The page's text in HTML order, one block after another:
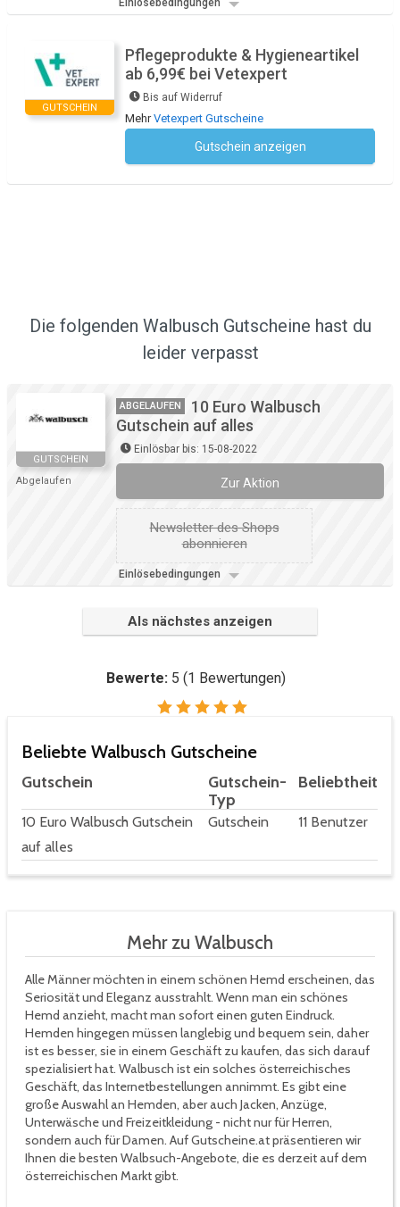
Einlösebedingungen
GUTSCHEIN
Pflegeprodukte & Hygieneartikel
ab 6,99€ bei Vetexpert
Bis auf Widerruf
MehrVetexpert Gutscheine
Gutschein anzeigen
Die folgenden Walbusch Gutscheine hast du
leider verpasst
GUTSCHEIN
Abgelaufen
ABGELAUFEN
10 Euro Walbusch
Gutschein auf alles
Einlösbar bis: 15-08-2022
Zur Aktion
Newsletter des Shops
abonnieren
Einlösebedingungen
Als nächstes anzeigen
Bewerte: 5 (1 Bewertungen)
Beliebte Walbusch Gutscheine
Gutschein
Gutschein-
Typ
Beliebtheit
10 Euro Walbusch Gutschein
auf alles
Gutschein 11 Benutzer
Mehr zu Walbusch
Alle Männer möchten in einem schönen Hemd erscheinen, das
Seriosität und Eleganz ausstrahlt. Wenn man ein schönes
Hemd anzieht, macht man sofort einen guten Eindruck.
Hemden hingegen müssen langlebig und bequem sein, daher
ist es besser, sie in einem Geschäft zu kaufen, das sich darauf
spezialisiert hat. Walbusch ist ein solches österreichisches
Geschäft, das Internetbestellungen annimmt. Es gibt eine
große Auswahl an Hemden, aber auch Jacken, Anzüge,
Unterwäsche und Freizeitkleidung - nicht nur für Herren,
sondern auch für Damen. Auf Gutscheine.at präsentieren wir
Ihnen die besten Walbsuch-Angebote, die es derzeit auf dem
österreichischen Markt gibt.